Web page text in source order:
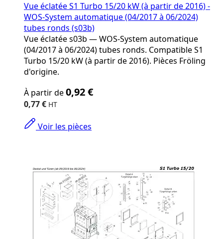
Vue éclatée S1 Turbo 15/20 kW (à partir de 2016) -
WOS-System automatique (04/2017 à 06/2024)
tubes ronds (s03b)
Vue éclatée s03b — WOS-System automatique
(04/2017 à 06/2024) tubes ronds. Compatible S1
Turbo 15/20 kW (à partir de 2016). Pièces Fröling
d'origine.
price
depends
the
the
product
page
À partir de0,92 €
0,77 €
Voir les pièces